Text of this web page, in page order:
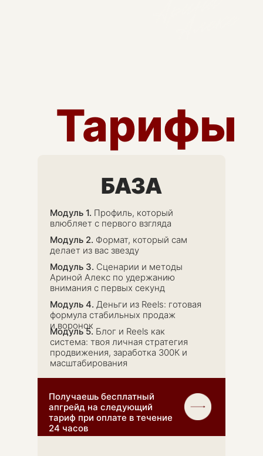
БАЗА
Тарифы
Получаешь бесплатный
апгрейд на следующий
тариф при оплате в течение
24 часов
Модуль 1. Профиль, который
влюбляет с первого взгляда
Модуль 2. Формат, который сам
делает из вас звезду
Модуль 3. Сценарии и методы
Ариной Алекс по удержанию
внимания с первых секунд
Модуль 4. Деньги из Reels: готовая
формула стабильных продаж
и воронок
Модуль 5. Блог и Reels как
система: твоя личная стратегия
продвижения, заработка 300К и
масштабирования